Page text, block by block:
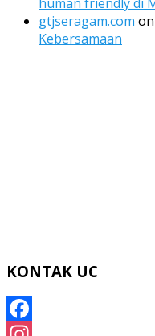
gtjseragam.com on
Kebersamaan
KONTAK UC